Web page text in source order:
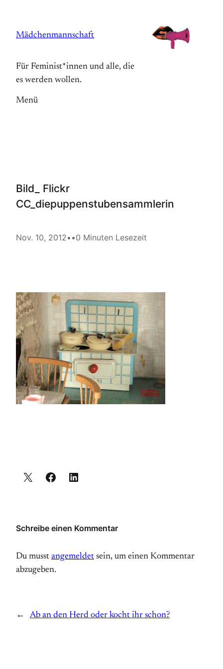
springen
Mädchenmannschaft
Für Feminist*innen und alle, die
es werden wollen.
Menü
Bild_ Flickr
CC_diepuppenstubensammlerin
Nov. 10, 2012• •0 Minuten Lesezeit
Schreibe einen Kommentar
Du musst angemeldet sein, um einen Kommentar
abzugeben.
← Ab an den Herd oder kocht ihr schon?